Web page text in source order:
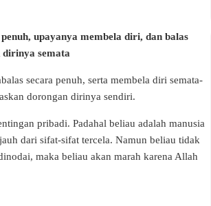
upayanya membela diri, dan balas
dirinya semata
secara penuh, serta membela diri semata-
dorongan dirinya sendiri.
pribadi. Padahal beliau adalah manusia
dari sifat-sifat tercela. Namun beliau tidak
maka beliau akan marah karena Allah